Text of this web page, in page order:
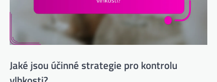
Jaké jsou účinné strategie pro kontrolu